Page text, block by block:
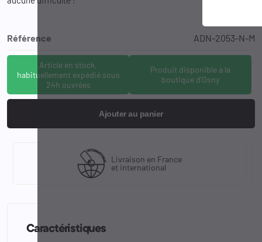
Référence ADN-2053-N-M
Article en stock,
habituellement expédié sous
24h ouvrées
Produit disponible à la
boutique d'Osny
Ajouter au panier
Livraison en France
et international
Caractéristiques